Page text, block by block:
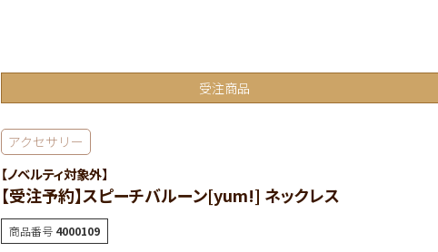
受注商品
アクセサリー
【ノベルティ対象外】
【受注予約】スピーチバルーン[yum!] ネックレス
商品番号 4000109